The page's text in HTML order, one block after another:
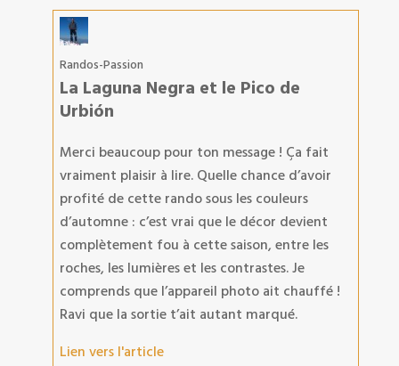
Randos-Passion
La Laguna Negra et le Pico de
Urbión
Merci beaucoup pour ton message ! Ça fait
vraiment plaisir à lire. Quelle chance d’avoir
profité de cette rando sous les couleurs
d’automne : c’est vrai que le décor devient
complètement fou à cette saison, entre les
roches, les lumières et les contrastes. Je
comprends que l’appareil photo ait chauffé !
Ravi que la sortie t’ait autant marqué.
Lien vers l'article